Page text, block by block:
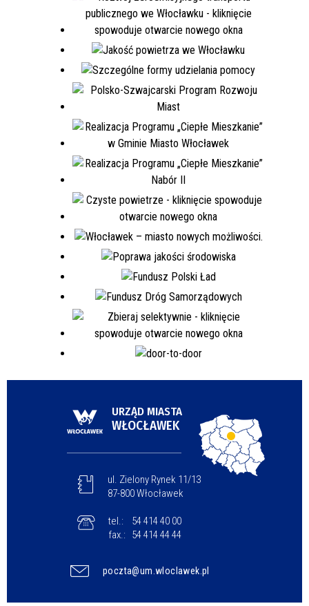
URZĄD MIASTA
WŁOCŁAWEK
ul. Zielony Rynek 11/13
87-800 Włocławek
tel.:
54 414 40 00
fax.:
54 414 44 44
poczta@um.wloclawek.pl